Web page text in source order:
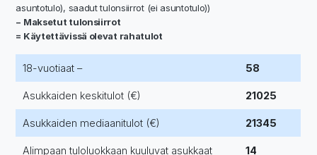
asuntotulo), saadut tulonsiirrot (ei asuntotulo))
− Maksetut tulonsiirrot
= Käytettävissä olevat rahatulot
18-vuotiaat – 58
Asukkaiden keskitulot (€) 21025
Asukkaiden mediaanitulot (€) 21345
Alimpaan tuloluokkaan kuuluvat asukkaat 14